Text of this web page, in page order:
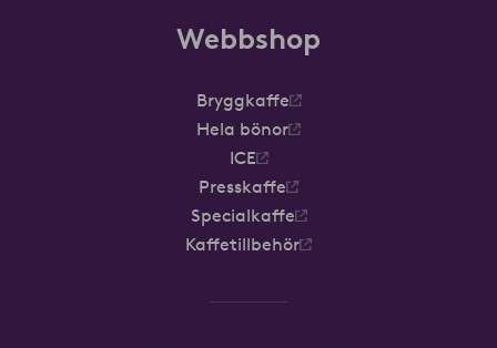
Webbshop
Bryggkaffe
Hela bönor
ICE
Presskaffe
Specialkaffe
Kaffetillbehör